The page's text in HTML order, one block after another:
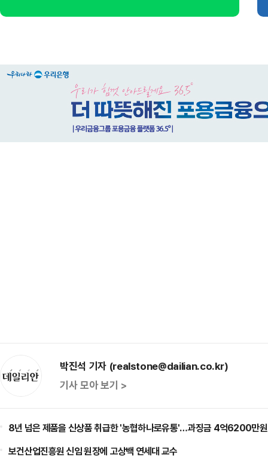
박진석 기자 (realstone@dailian.co.kr)
기사 모아 보기 >
8년 넘은 제품을 신상품 취급한 '농협하나로유통'…과징금 4억6200만원
보건산업진흥원 신임 원장에 고상백 연세대 교수